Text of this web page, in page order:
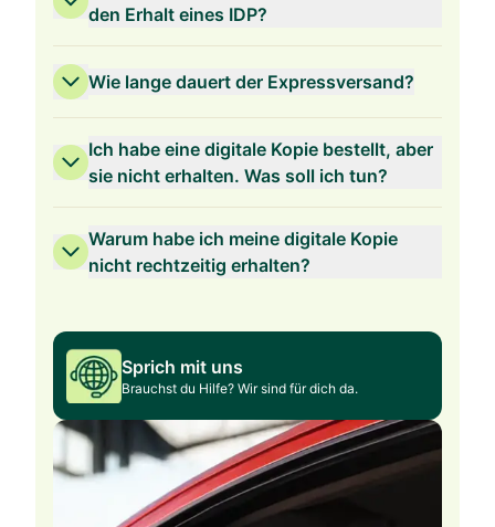
den Erhalt eines IDP?
Wie lange dauert der Expressversand?
Ich habe eine digitale Kopie bestellt, aber
sie nicht erhalten. Was soll ich tun?
Warum habe ich meine digitale Kopie
nicht rechtzeitig erhalten?
Sprich mit uns
Brauchst du Hilfe? Wir sind für dich da.